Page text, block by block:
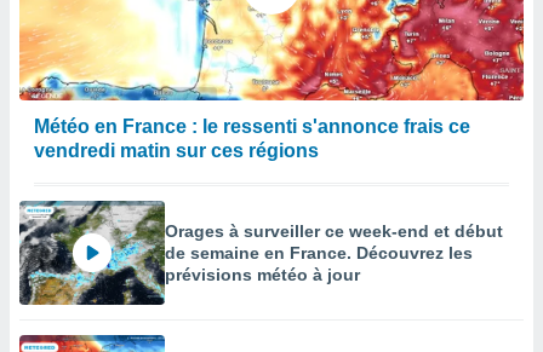
Météo en France : le ressenti s'annonce frais ce
vendredi matin sur ces régions
Orages à surveiller ce week-end et début
de semaine en France. Découvrez les
prévisions météo à jour